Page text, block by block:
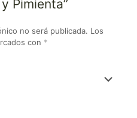
Pimienta”
no será publicada. Los
con *